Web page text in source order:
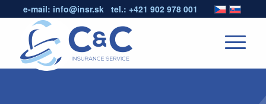
e-mail: info@insr.sktel.: +421 902 978 001